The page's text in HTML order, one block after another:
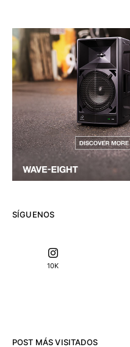
SÍGUENOS
10K
POST MÁS VISITADOS